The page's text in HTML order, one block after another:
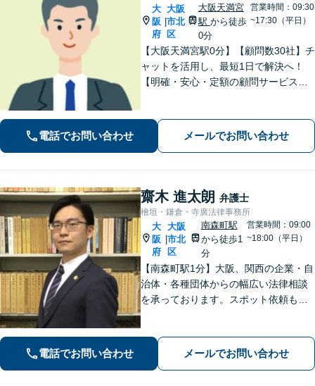
大
阪
府
大阪
市北
区
大阪天満宮
駅 から徒歩
0分
営業時間：09:30
~17:30（平日）
【大阪天満宮駅0分】【顧問数30社】チ
ャットを活用し、最短1日で解決へ！
【明確・安心・定額の顧問サービス】
者さまの負担を減らし、皆さまにとっ
て最善の解決を目指します【休日・夜
電話でお問い合わせ メールでお問い合わせ
齋木 進太朗 弁護士
檜垣・鎌倉・寺廣法律事務所
大
阪
府
大阪
市北
区
南森町駅
から徒歩1
分
営業時間：09:00
~18:00（平日）
【南森町駅1分】大阪、関西の企業・自
治体・各種団体からの幅広い法律相談
を承っております。スポット依頼も可
心を込めて取り組んでまいります【電
話・WEB面談可】【セカンドオピニオ
電話でお問い合わせ メールでお問い合わせ